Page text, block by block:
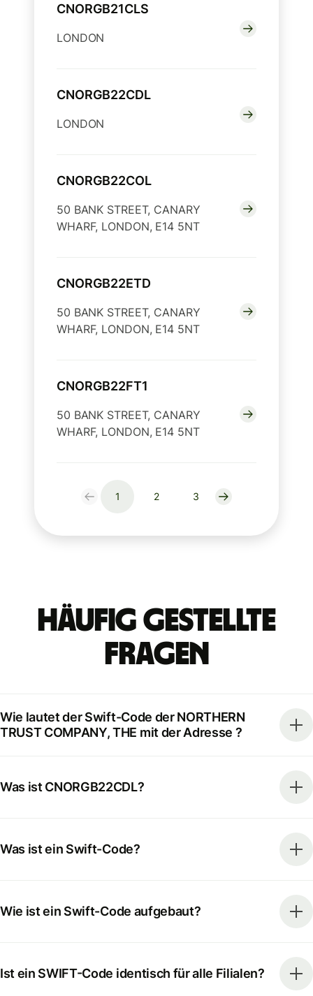
CNORGB21CLS
LONDON
CNORGB22CDL
LONDON
CNORGB22COL
50 BANK STREET, CANARY
WHARF, LONDON, E14 5NT
CNORGB22ETD
50 BANK STREET, CANARY
WHARF, LONDON, E14 5NT
CNORGB22FT1
50 BANK STREET, CANARY
WHARF, LONDON, E14 5NT
1 2 3
Häufig gestellte
Fragen
Wie lautet der Swift-Code der NORTHERN
TRUST COMPANY, THE mit der Adresse ?
Was ist CNORGB22CDL?
Was ist ein Swift-Code?
Wie ist ein Swift-Code aufgebaut?
Ist ein SWIFT-Code identisch für alle Filialen?